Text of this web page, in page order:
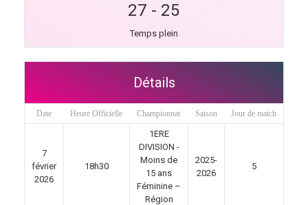
27 - 25
Temps plein
Détails
Date Heure Officielle Championnat Saison Jour de match
7
février
2026
18h30
1ERE
DIVISION -
Moins de
15 ans
Féminine –
Région
2025-
2026
5